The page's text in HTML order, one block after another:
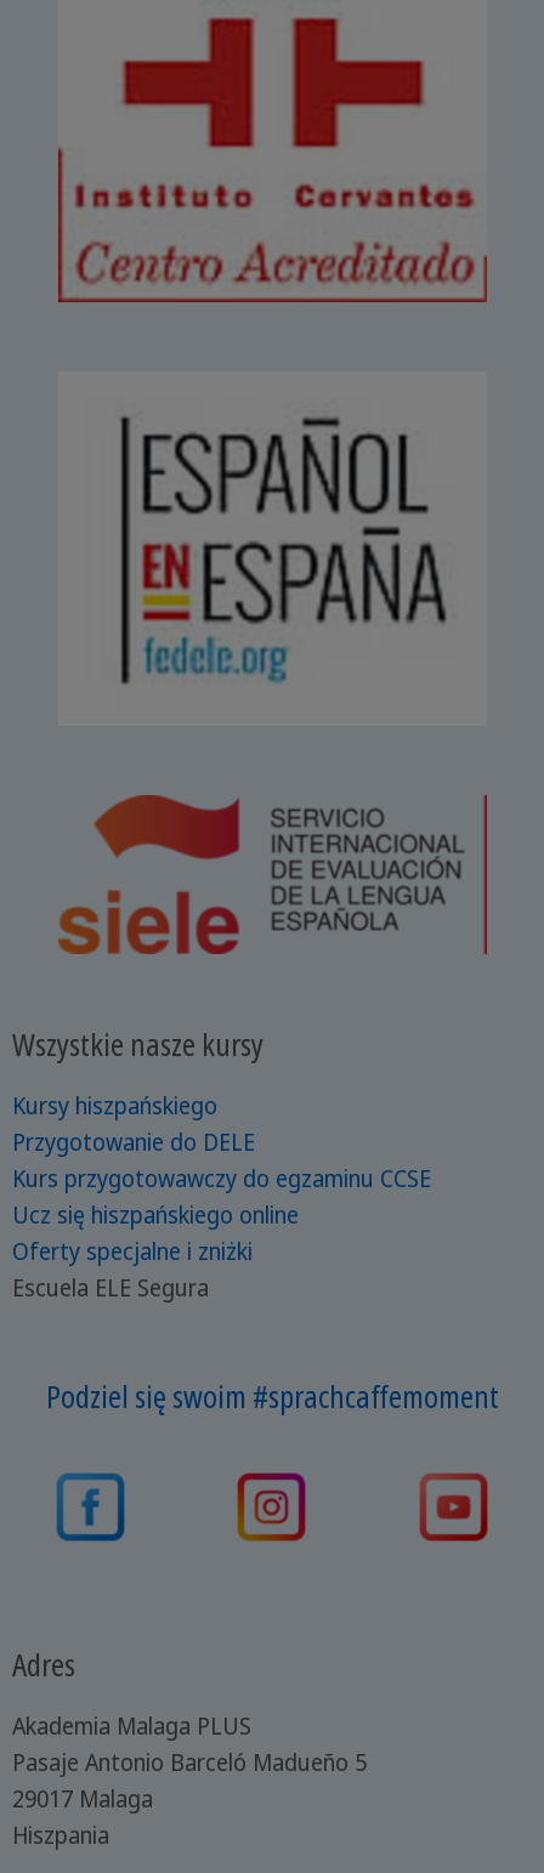
Wszystkie nasze kursy
Kursy hiszpańskiego
Przygotowanie do DELE
Kurs przygotowawczy do egzaminu CCSE
Ucz się hiszpańskiego online
Oferty specjalne i zniżki
Escuela ELE Segura
Podziel się swoim #sprachcaffemoment
Adres
Akademia Malaga PLUS
Pasaje Antonio Barceló Madueño 5
29017 Malaga
Hiszpania